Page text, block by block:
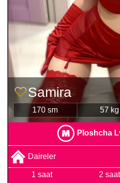
Samira
170 sm 57 kg
Ploshcha
Daireler
1 saat
2 saat